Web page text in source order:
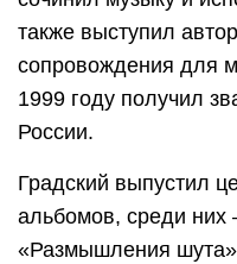
также выступил
сопровождения для
1999 году получил
России.
Градский выпустил
альбомов, среди них
«Размышления